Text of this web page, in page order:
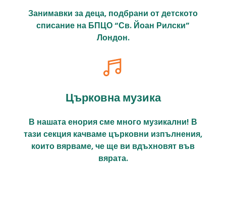
Занимавки за деца, подбрани от детското
списание на БПЦО “Св. Йоан Рилски”
Лондон.
Църковна музика
В нашата енория сме много музикални! В
тази секция качваме църковни изпълнения,
които вярваме, че ще ви вдъхновят във
вярата.